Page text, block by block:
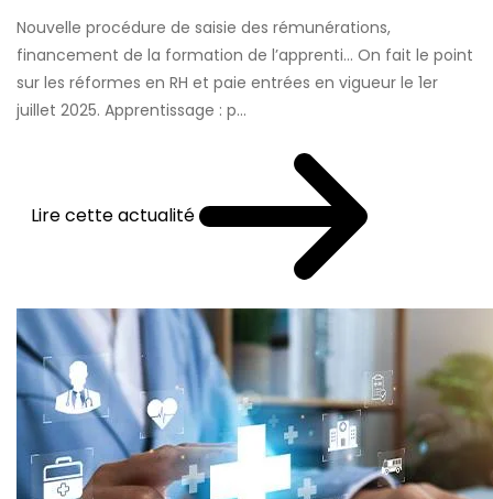
Nouvelle procédure de saisie des rémunérations,
financement de la formation de l’apprenti… On fait le point
sur les réformes en RH et paie entrées en vigueur le 1er
juillet 2025. Apprentissage : p...
Lire cette actualité